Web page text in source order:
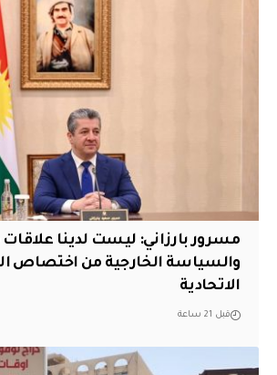
مسرور بارزاني: ليست لدينا
والسياسة الخارجية من اختصاص
الاتحادية
قبل 21 ساعة